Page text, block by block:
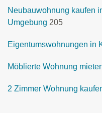
Neubauwohnung kaufen
Umgebung 205
Eigentumswohnungen in
Möblierte Wohnung
2 Zimmer Wohnung